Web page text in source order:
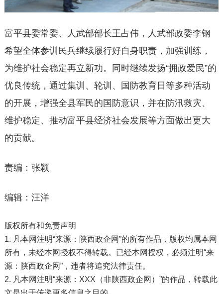
富平县委常委、人武部部长王占伟，人武部政委李钢
希望全体参训民兵继续履行好自身职责，加强训练，
为维护社会稳定再立新功。同时继续发扬“拥政爱民”的
优良传统，通过集训、轮训、国防教育日等多种活动
的开展，增强全县军民的国防意识，并在防汛救灾、
维护稳定、推动富平县经济社会发展等方面做出更大
的贡献。
责编：张颖
编辑：汪洋
版权所有和免责声明
1. 凡本网注明“来源：陕西政企网”的所有作品，版权均属本网
所有，未经本网授权不得转载。已经本网授权，必须注明“来
源：陕西政企网”，违者将追究法律责任。
2. 凡本网注明“来源：XXX（非陕西政企网）”的作品，转载此